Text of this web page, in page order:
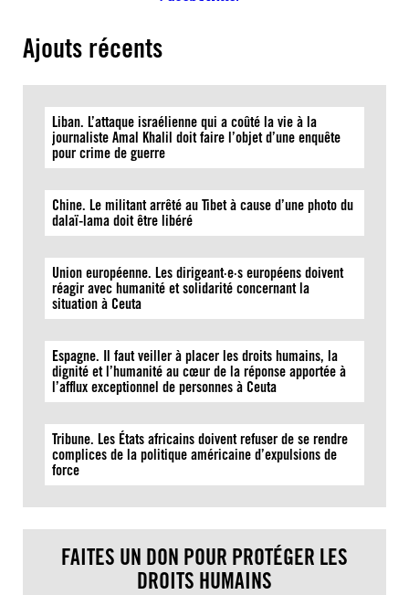
Ajouts récents
Liban. L’attaque israélienne qui a coûté la vie à la
journaliste Amal Khalil doit faire l’objet d’une enquête
pour crime de guerre
Chine. Le militant arrêté au Tibet à cause d’une photo du
dalaï-lama doit être libéré
Union européenne. Les dirigeant·e·s européens doivent
réagir avec humanité et solidarité concernant la
situation à Ceuta
Espagne. Il faut veiller à placer les droits humains, la
dignité et l’humanité au cœur de la réponse apportée à
l’afflux exceptionnel de personnes à Ceuta
Tribune. Les États africains doivent refuser de se rendre
complices de la politique américaine d’expulsions de
force
FAITES UN DON POUR PROTÉGER LES
DROITS HUMAINS